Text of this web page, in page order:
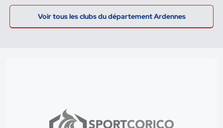
Voir tous les clubs du département Ardennes